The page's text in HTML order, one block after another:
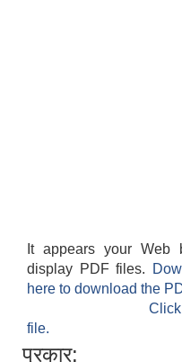
It appears your Web
display PDF files.
here to download the
file.
प्रकार: